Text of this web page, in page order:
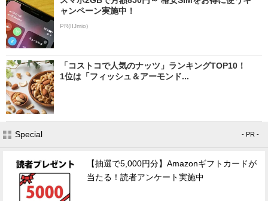
ャンペーン実施中！
PR(IIJmio)
「コストコで人気のナッツ」ランキングTOP10！
1位は「フィッシュ＆アーモンド...
Special - PR -
【抽選で5,000円分】Amazonギフトカードが
当たる！読者アンケート実施中